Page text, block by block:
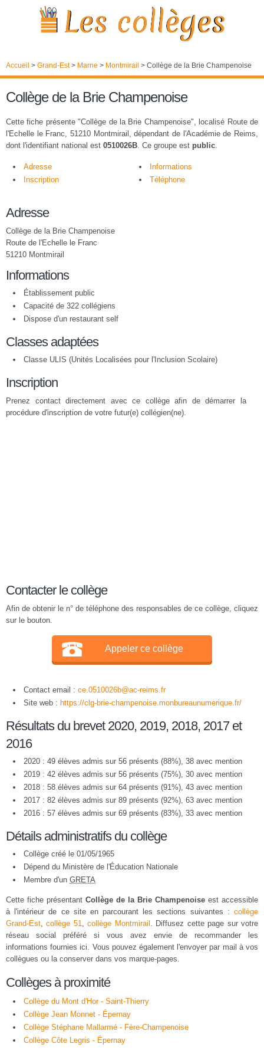
Accueil > Grand-Est> Marne > Montmirail > Collège de la Brie Champenoise
Collège de la Brie Champenoise
Cette fiche présente "Collège de la Brie Champenoise", localisé Route de
l'Echelle le Franc, 51210 Montmirail, dépendant de l'Académie de Reims,
dont l'identifiant national est 0510026B. Ce groupe est public.
Adresse
Informations
Inscription
Téléphone
Adresse
Collège de la Brie Champenoise
Route de l'Echelle le Franc
51210 Montmirail
Informations
Établissement public
Capacité de 322 collégiens
Dispose d'un restaurant self
Classes adaptées
Classe ULIS (Unités Localisées pour l'Inclusion Scolaire)
Inscription
Prenez contact directement avec ce collège afin de démarrer la
procédure d'inscription de votre futur(e) collégien(ne).
Contacter le collège
Afin de obtenir le n° de téléphone des responsables de ce collège, cliquez
sur le bouton.
Appeler ce collège
Contact email : ce.0510026b@ac-reims.fr
Site web : https://clg-brie-champenoise.monbureaunumerique.fr/
Résultats du brevet 2020, 2019, 2018, 2017 et
2016
2020 : 49 élèves admis sur 56 présents (88%), 38 avec mention
2019 : 42 élèves admis sur 56 présents (75%), 30 avec mention
2018 : 58 élèves admis sur 64 présents (91%), 43 avec mention
2017 : 82 élèves admis sur 89 présents (92%), 63 avec mention
2016 : 57 élèves admis sur 69 présents (83%), 33 avec mention
Détails administratifs du collège
Collège créé le 01/05/1965
Dépend du Ministère de l'Éducation Nationale
Membre d'un GRETA
Cette fiche présentant Collège de la Brie Champenoise est accessible
à l'intérieur de ce site en parcourant les sections suivantes : collège
Grand-Est,collège 51,collège Montmirail . Diffusez cette page sur votre
réseau social préféré si vous avez envie de recommander les
informations fournies ici. Vous pouvez également l'envoyer par mail à vos
collègues ou la conserver dans vos marque-pages.
Collèges à proximité
Collège du Mont d'Hor - Saint-Thierry
Collège Jean Monnet - Épernay
Collège Stéphane Mallarmé - Fère-Champenoise
Collège Côte Legris - Épernay